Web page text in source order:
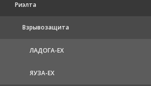
Риэлта
Взрывозащита
ЛАДОГА-EX
ЯУЗА-ЕХ